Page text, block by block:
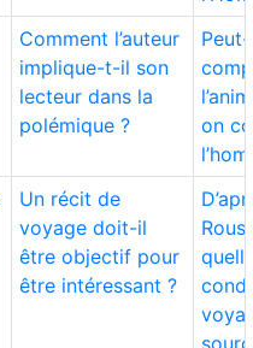
Comment l’auteur
implique-t-il son
lecteur dans la
polémique ?
on
Un récit de
voyage doit-il
être objectif pour
être intéressant ?